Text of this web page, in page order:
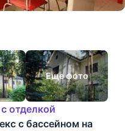
Еще фото
отделкой
с бассейном на